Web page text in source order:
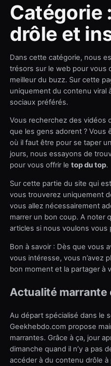
Catégorie :
drôle et
Dans cette catégorie, nous
trésors sur le web pour vous
meilleur du buzz. Sur cette
uniquement du contenu viral
sociaux préférés.
Vous recherchez des vidéos
que les gens adorent ? Vous
où il faut être pour se taper
jours, nous essayons de
pour vous offrir le top du top.
Sur cette partie du site qui
vous trouverez uniquement
vous allez nécessairement
marrer un bon coup. A noter
articles si nous voulons vous
Bon à savoir : Dès que vous
vous intéresse, vous n’avez
bon moment et la partager à
Actualité marrante
Au départ spécialisé dans le
Geekhebdo.com propose
marrantes. Grâce à ça, jour
dimanche quand il n’y a pas
accéder à du contenu drôle